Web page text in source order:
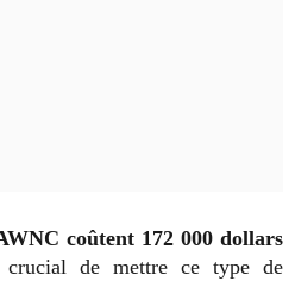
coûtent 172 000 dollars
de mettre ce type de